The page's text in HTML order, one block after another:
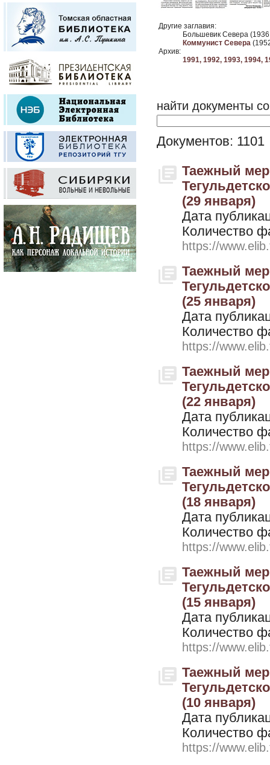
Другие заглавия:
Большевик Севера
Коммунист Севера
Архив:
1991, 1992, 1993, 1994,
найти документы
Документов: 1101
Таежный
(29 января)
Дата
Количество
https://
Таежный
(25 января)
Дата
Количество
https://
Таежный
(22 января)
Дата
Количество
https://
Таежный
(18 января)
Дата
Количество
https://
Таежный
(15 января)
Дата
Количество
https://
Таежный
(10 января)
Дата
Количество
https://